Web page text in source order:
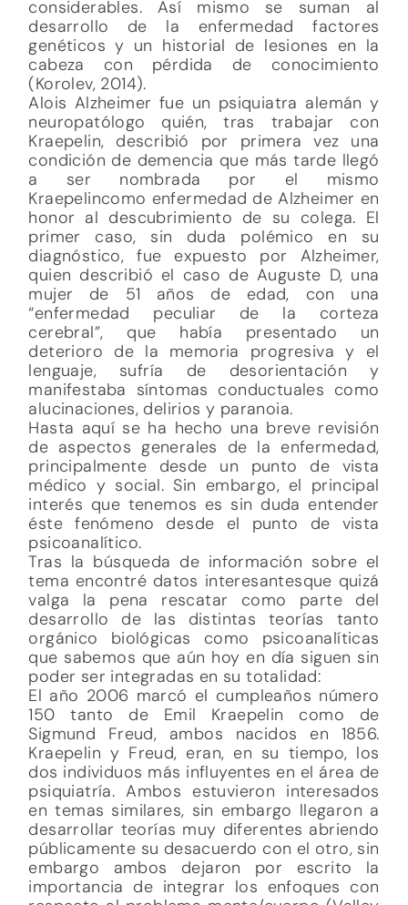
considerables. Así mismo se suman al
desarrollo de la enfermedad factores
genéticos y un historial de lesiones en la
cabeza con pérdida de conocimiento
(Korolev, 2014).
Alois Alzheimer fue un psiquiatra alemán y
neuropatólogo quién, tras trabajar con
Kraepelin, describió por primera vez una
condición de demencia que más tarde llegó
a ser nombrada por el mismo
Kraepelincomo enfermedad de Alzheimer en
honor al descubrimiento de su colega. El
primer caso, sin duda polémico en su
diagnóstico, fue expuesto por Alzheimer,
quien describió el caso de Auguste D, una
mujer de 51 años de edad, con una
“enfermedad peculiar de la corteza
cerebral”, que había presentado un
deterioro de la memoria progresiva y el
lenguaje, sufría de desorientación y
manifestaba síntomas conductuales como
alucinaciones, delirios y paranoia.
Hasta aquí se ha hecho una breve revisión
de aspectos generales de la enfermedad,
principalmente desde un punto de vista
médico y social. Sin embargo, el principal
interés que tenemos es sin duda entender
éste fenómeno desde el punto de vista
psicoanalítico.
Tras la búsqueda de información sobre el
tema encontré datos interesantesque quizá
valga la pena rescatar como parte del
desarrollo de las distintas teorías tanto
orgánico biológicas como psicoanalíticas
que sabemos que aún hoy en día siguen sin
poder ser integradas en su totalidad:
El año 2006 marcó el cumpleaños número
150 tanto de Emil Kraepelin como de
Sigmund Freud, ambos nacidos en 1856.
Kraepelin y Freud, eran, en su tiempo, los
dos individuos más influyentes en el área de
psiquiatría. Ambos estuvieron interesados
en temas similares, sin embargo llegaron a
desarrollar teorías muy diferentes abriendo
públicamente su desacuerdo con el otro, sin
embargo ambos dejaron por escrito la
importancia de integrar los enfoques con